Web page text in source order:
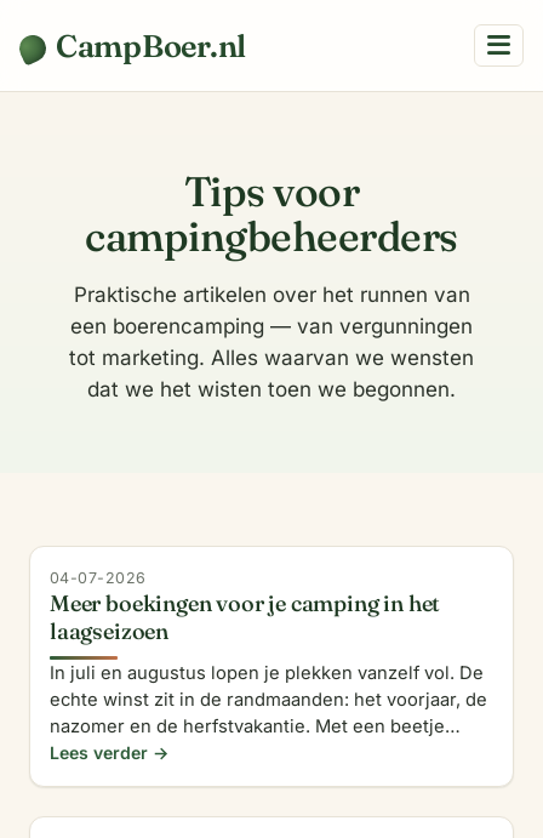
CampBoer.nl
Tips voor
campingbeheerders
Praktische artikelen over het runnen van
een boerencamping — van vergunningen
tot marketing. Alles waarvan we wensten
dat we het wisten toen we begonnen.
04-07-2026
Meer boekingen voor je camping in het
laagseizoen
In juli en augustus lopen je plekken vanzelf vol. De
echte winst zit in de randmaanden: het voorjaar, de
nazomer en de herfstvakantie. Met een beetje
gerichte aandacht vul je ook die rustige weken, en
Lees verder →